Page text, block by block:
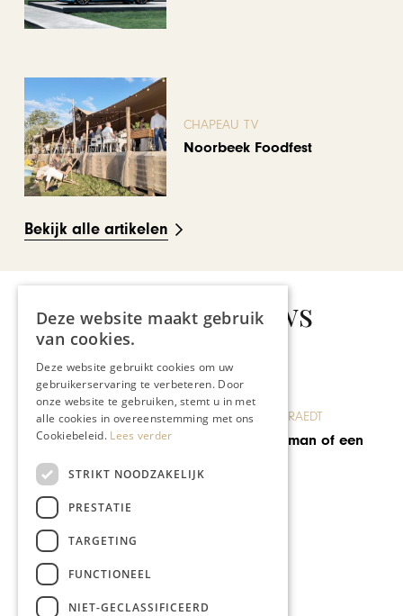
CHAPEAU TV
Noorbeek Foodfest
Bekijk alle artikelen
Gerelateerd nieuws
BLOG JO CORTENRAEDT
Voel ik me een man of een
Deze website maakt gebruik
van cookies.
Deze website gebruikt cookies om uw
gebruikerservaring te verbeteren. Door
onze website te gebruiken, stemt u in met
alle cookies in overeenstemming met ons
Cookiebeleid. Lees verder
STRIKT NOODZAKELIJK
PRESTATIE
TARGETING
FUNCTIONEEL
NIET-GECLASSIFICEERD